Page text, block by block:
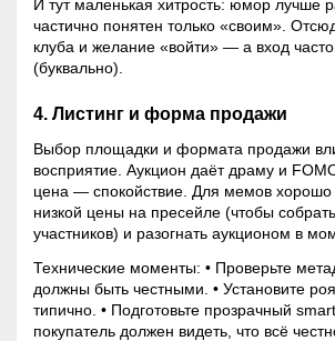
И тут маленькая хитрость: юмор лучше
частично понятен только «своим».
клуба и желание «войти» — а вход
(буквально).
4. Листинг и форма продажи
Выбор площадки и формата продажи
восприятие. Аукцион даёт драму и
цена — спокойствие. Для мемов хорошо
низкой цены на пресейле (чтобы
участников) и разогнать аукционом в
Технические моменты: • Проверьте
должны быть честными. • Установите
типично. • Подготовьте прозрачный
покупатель должен видеть, что всё